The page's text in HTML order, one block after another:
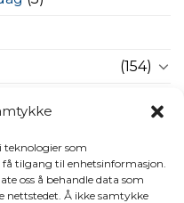
teknologier som
tilgang til enhetsinformasjon.
oss å behandle data som
nettstedet. Å ikke samtykke
(154)